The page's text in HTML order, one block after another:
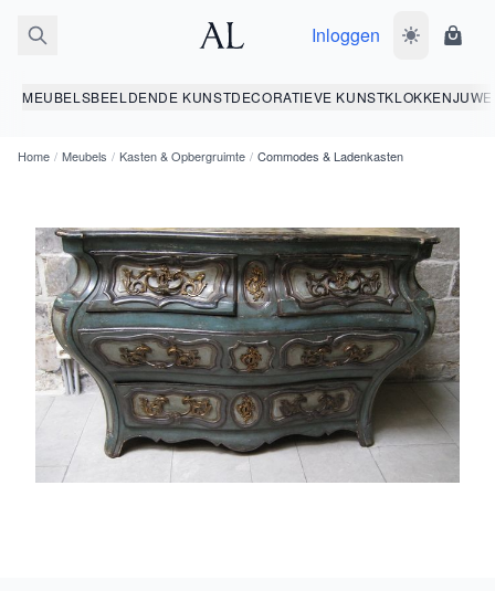
Inloggen Wissel
MEUBELSBEELDENDE KUNSTDECORATIEVE KUNSTKLOKKEN
Home / Meubels / Kasten & Opbergruimte / Commodes & Ladenkasten